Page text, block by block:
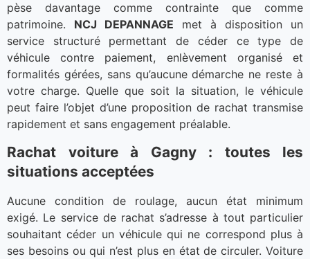
pèse davantage comme contrainte que comme
patrimoine. NCJ DEPANNAGE met à disposition un
service structuré permettant de céder ce type de
véhicule contre paiement, enlèvement organisé et
formalités gérées, sans qu’aucune démarche ne reste à
votre charge. Quelle que soit la situation, le véhicule
peut faire l’objet d’une proposition de rachat transmise
rapidement et sans engagement préalable.
Rachat voiture à Gagny : toutes les
situations acceptées
Aucune condition de roulage, aucun état minimum
exigé. Le service de rachat s’adresse à tout particulier
souhaitant céder un véhicule qui ne correspond plus à
ses besoins ou qui n’est plus en état de circuler. Voiture